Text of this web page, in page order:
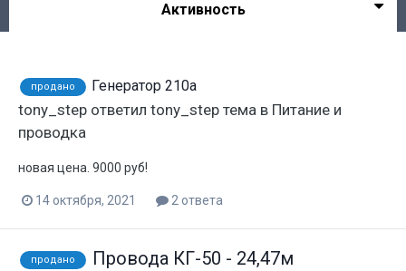
Активность
продано Генератор 210а
tony_step ответил tony_step тема в Питание и
проводка
новая цена. 9000 руб!
14 октября, 2021 2 ответа
продано Провода КГ-50 - 24,47м